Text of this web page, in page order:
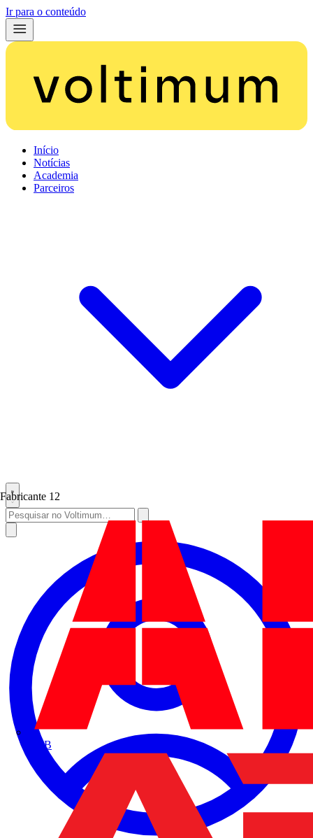
Ir para o conteúdo
Início
Notícias
Academia
Parceiros
Fabricante 12
ABB